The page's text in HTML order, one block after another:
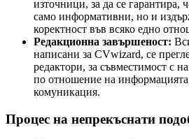
източници, за да се гарантира,
само информативни, но и
коректност във всяко едно
Редакционна завършеност:
написани за CVwizard, се
редактори, за съвместимост с
по отношение на
комуникация.
Процес на непрекъснати